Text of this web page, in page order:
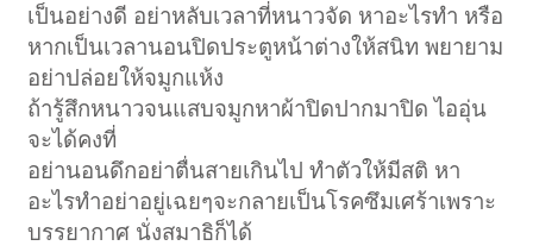
เป็นอย่างดี อย่าหลับเวลาที่หนาวจัด หาอะไรทำ หรือ
หากเป็นเวลานอนปิดประตูหน้าต่างให้สนิท พยายาม
อย่าปล่อยให้จมูกแห้ง
ถ้ารู้สึกหนาวจนแสบจมูกหาผ้าปิดปากมาปิด ไออุ่น
จะได้คงที่
อย่านอนดึกอย่าตื่นสายเกินไป ทำตัวให้มีสติ หา
อะไรทำอย่าอยู่เฉยๆจะกลายเป็นโรคซึมเศร้าเพราะ
บรรยากาศ นั่งสมาธิก็ได้